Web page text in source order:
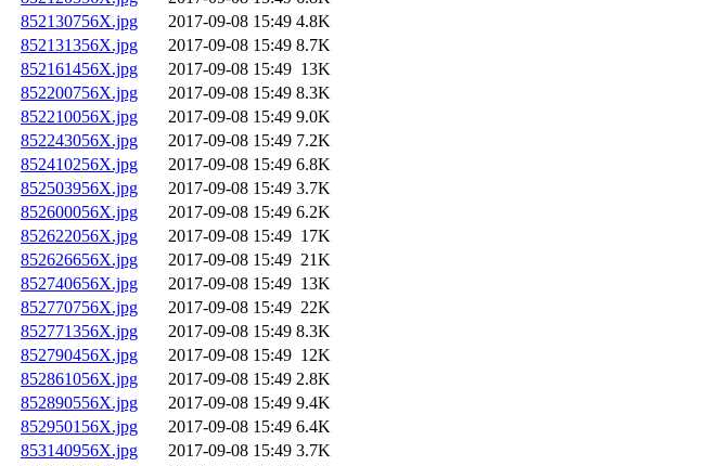
852130756X.jpg
2017-09-08 15:49 4.8K
852131356X.jpg
2017-09-08 15:49 8.7K
852161456X.jpg
2017-09-08 15:49 13K
852200756X.jpg
2017-09-08 15:49 8.3K
852210056X.jpg
2017-09-08 15:49 9.0K
852243056X.jpg
2017-09-08 15:49 7.2K
852410256X.jpg
2017-09-08 15:49 6.8K
852503956X.jpg
2017-09-08 15:49 3.7K
852600056X.jpg
2017-09-08 15:49 6.2K
852622056X.jpg
2017-09-08 15:49 17K
852626656X.jpg
2017-09-08 15:49 21K
852740656X.jpg
2017-09-08 15:49 13K
852770756X.jpg
2017-09-08 15:49 22K
852771356X.jpg
2017-09-08 15:49 8.3K
852790456X.jpg
2017-09-08 15:49 12K
852861056X.jpg
2017-09-08 15:49 2.8K
852890556X.jpg
2017-09-08 15:49 9.4K
852950156X.jpg
2017-09-08 15:49 6.4K
853140956X.jpg
2017-09-08 15:49 3.7K